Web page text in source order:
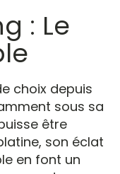
: Le
choix depuis
sous sa
être
son éclat
en font un